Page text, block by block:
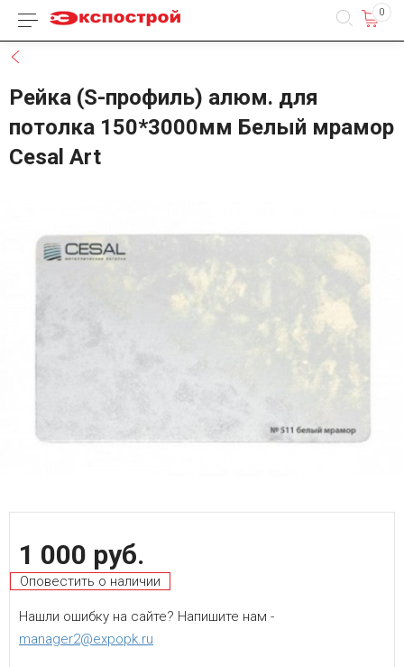
Каталог товаров 0
Рейка (S-профиль) алюм. для
потолка 150*3000мм Белый мрамор
Cesal Art
1 000 руб.
Оповестить о наличии
Нашли ошибку на сайте? Напишите нам -
manager2@expopk.ru